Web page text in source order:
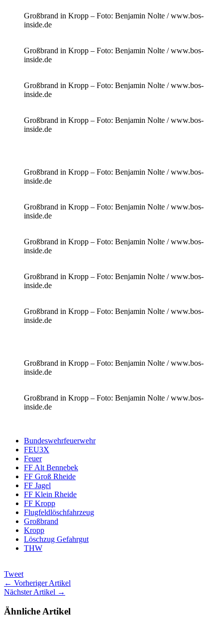
Großbrand in Kropp – Foto: Benjamin Nolte / www.bos-
inside.de
Großbrand in Kropp – Foto: Benjamin Nolte / www.bos-
inside.de
Großbrand in Kropp – Foto: Benjamin Nolte / www.bos-
inside.de
Großbrand in Kropp – Foto: Benjamin Nolte / www.bos-
inside.de
Großbrand in Kropp – Foto: Benjamin Nolte / www.bos-
inside.de
Großbrand in Kropp – Foto: Benjamin Nolte / www.bos-
inside.de
Großbrand in Kropp – Foto: Benjamin Nolte / www.bos-
inside.de
Großbrand in Kropp – Foto: Benjamin Nolte / www.bos-
inside.de
Großbrand in Kropp – Foto: Benjamin Nolte / www.bos-
inside.de
Großbrand in Kropp – Foto: Benjamin Nolte / www.bos-
inside.de
Großbrand in Kropp – Foto: Benjamin Nolte / www.bos-
inside.de
Bundeswehrfeuerwehr
FEU3X
Feuer
FF Alt Bennebek
FF Groß Rheide
FF Jagel
FF Klein Rheide
FF Kropp
Flugfeldlöschfahrzeug
Großbrand
Kropp
Löschzug Gefahrgut
THW
Tweet
← Vorheriger Artikel
Nächster Artikel →
Ähnliche Artikel